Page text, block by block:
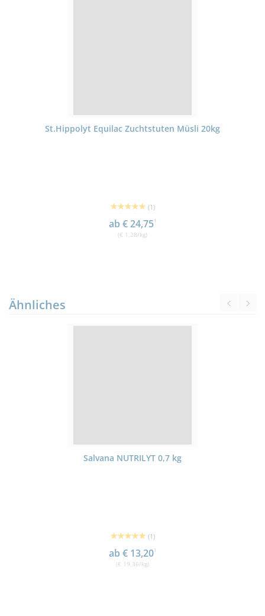
St.Hippolyt Equilac Zuchtstuten Müsli 20kg
(1)
ab € 24,751
(€ 1,28/kg)
Ähnliches
Salvana NUTRILYT 0,7 kg
(1)
ab € 13,201
(€ 19,36/kg)